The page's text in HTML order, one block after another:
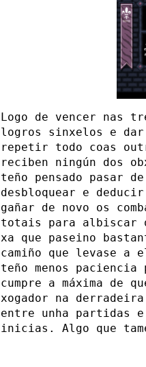
Logo de vencer nas
logros sinxelos e
repetir todo coas
reciben ningún dos
teño pensado pasar
desbloquear e
gañar de novo os
totais para albiscar
xa que paseino
camiño que levase a
teño menos paciencia
cumpre a máxima de
xogador na
entre unha partidas e
inicias. Algo que